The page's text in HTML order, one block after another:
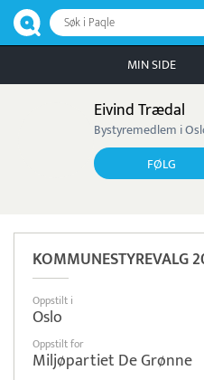
Søk i Paqle
MIN SIDE
Eivind Trædal
Bystyremedlem i
FØLG
KOMMUNESTYREVALG
Oppstilt i
Oslo
Oppstilt for
Miljøpartiet De Grønne